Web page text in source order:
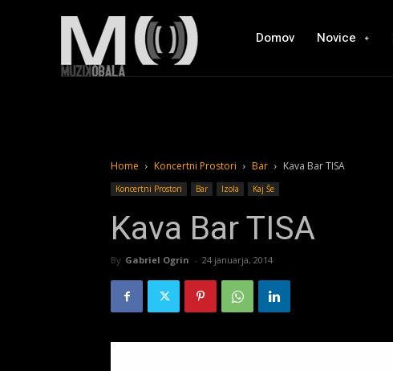
Domov Novice
Home Koncertni Prostori Bar Kava Bar TISA
Koncertni Prostori Bar Izola Kaj Še
Kava Bar TISA
By Gabriel Ogrin - 24 januarja, 2014